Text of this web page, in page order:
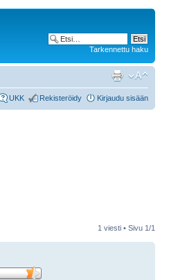
Tarkennettu haku
UKK Rekisteröidy Kirjaudu sisään
1 viesti • Sivu 1/1